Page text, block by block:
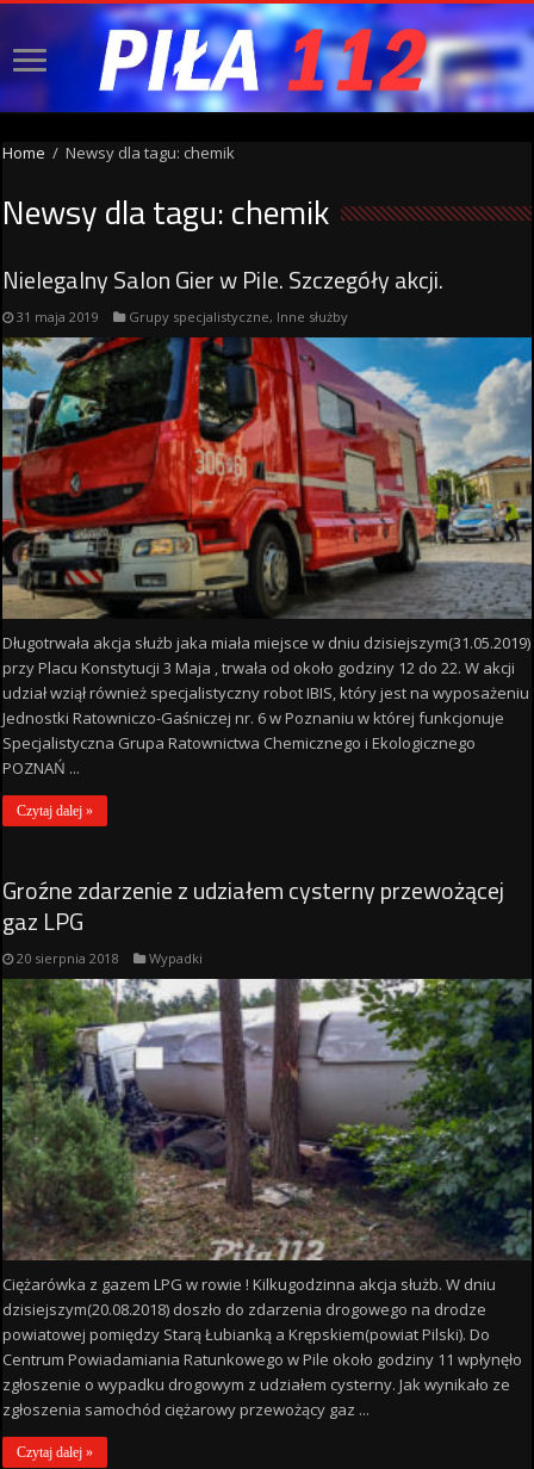
Home / Newsy dla tagu: chemik
Newsy dla tagu:chemik
Nielegalny Salon Gier w Pile. Szczegóły akcji.
31 maja 2019 Grupy specjalistyczne, Inne służby
Długotrwała akcja służb jaka miała miejsce w dniu dzisiejszym(31.05.2019)
przy Placu Konstytucji 3 Maja , trwała od około godziny 12 do 22. W akcji
udział wziął również specjalistyczny robot IBIS, który jest na wyposażeniu
Jednostki Ratowniczo-Gaśniczej nr. 6 w Poznaniu w której funkcjonuje
Specjalistyczna Grupa Ratownictwa Chemicznego i Ekologicznego
POZNAŃ ...
Czytaj dalej »
Groźne zdarzenie z udziałem cysterny przewożącej
gaz LPG
20 sierpnia 2018 Wypadki
Ciężarówka z gazem LPG w rowie ! Kilkugodzinna akcja służb. W dniu
dzisiejszym(20.08.2018) doszło do zdarzenia drogowego na drodze
powiatowej pomiędzy Starą Łubianką a Krępskiem(powiat Pilski). Do
Centrum Powiadamiania Ratunkowego w Pile około godziny 11 wpłynęło
zgłoszenie o wypadku drogowym z udziałem cysterny. Jak wynikało ze
zgłoszenia samochód ciężarowy przewożący gaz ...
Czytaj dalej »